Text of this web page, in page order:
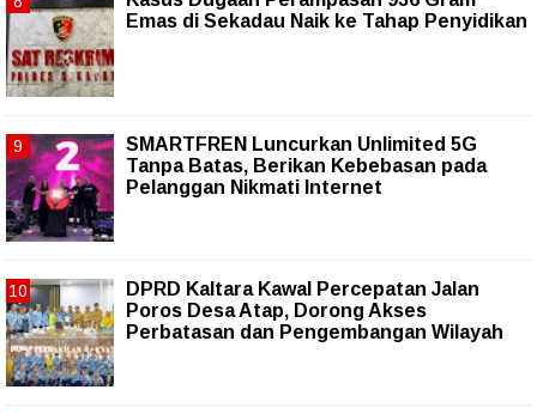
Emas di Sekadau Naik ke Tahap Penyidikan
SMARTFREN Luncurkan Unlimited 5G
Tanpa Batas, Berikan Kebebasan pada
Pelanggan Nikmati Internet
DPRD Kaltara Kawal Percepatan Jalan
Poros Desa Atap, Dorong Akses
Perbatasan dan Pengembangan Wilayah